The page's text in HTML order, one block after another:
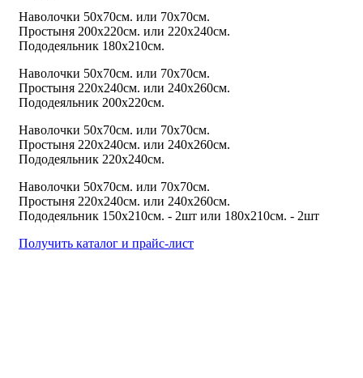
Наволочки 50х70см. или 70х70см.
Простыня 200х220см. или 220х240см.
Пододеяльник 180х210см.
Наволочки 50х70см. или 70х70см.
Простыня 220х240см. или 240х260см.
Пододеяльник 200х220см.
Наволочки 50х70см. или 70х70см.
Простыня 220х240см. или 240х260см.
Пододеяльник 220х240см.
Наволочки 50х70см. или 70х70см.
Простыня 220х240см. или 240х260см.
Пододеяльник 150х210см. - 2шт или 180х210см. - 2шт
Получить каталог и прайс-лист